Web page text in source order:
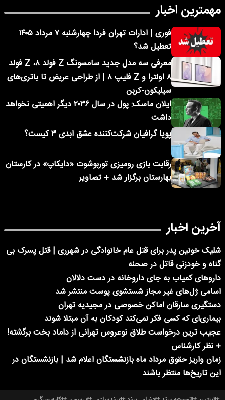
مهمترین اخبار
فوری | ادارات تهران فردا چهارشنبه ۷ مرداد ۱۴۰۵
تعطیل شد؟
معرفی سه مدل جدید سامسونگ Z فولد ۸، Z فولد
۸ اولترا و Z فلیپ ۸ | از طراحی عریض تا باتری‌های
سیلیکون-کربن
ایلان ماسک: پول در سال ۲۰۳۶ دیگر اهمیتی نخواهد
داشت
پویا گرافیان شرکت‌کننده عشق ابدی ۳ کیست؟
رقابت بازی رومیزی توربوشوت «دایکاپ» در کارستان
بهارستان برگزار شد + تصاویر
آخرین اخبار
شلیک خونین پدر برای قتل عام خانوادگی در شهرری | قتل پسرک بی
گناه و خودزنی قاتل در صحنه
داروهای کمیاب به جای داروخانه در دست دلالان
اسامی ژل‌های غیر مجاز شستشوی پوست منتشر شد
دستگیری سارقان اماکن خصوصی در مجیدیه تهران
بیماری‌ای که کسی فکر نمی‌کند کودکان به آن مبتلا شوند
عجیب ترین درخواست طلاق نوعروس تهرانی از داماد بخت برگشته!
+ نظر کارشناس
زمان واریز حقوق مرداد ماه بازنشستگان اعلام شد | بازنشستگان در
این تاریخ‌ها منتظر باشند